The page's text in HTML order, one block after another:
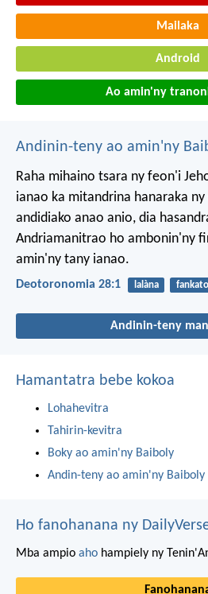
Mailaka
Android
Ao amin'ny
Andinin-teny ao amin'ny
Raha mihaino tsara ny feon'i
ianao ka mitandrina hanaraka
andidiako anao anio, dia
Andriamanitrao ho ambonin'ny
amin'ny tany ianao.
Deotoronomia 28:1 lalàna
Andinin-teny
Hamantatra bebe kokoa
Lohahevitra
Tahirin-kevitra
Boky ao amin'ny Baiboly
Andin-teny ao amin'ny
Ho fanohanana ny
Mba ampio aho hampiely ny